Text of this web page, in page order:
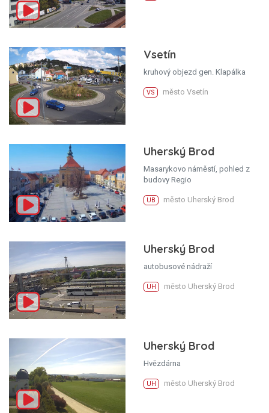
Vsetín
kruhový objezd gen. Klapálka
VS město Vsetín
Uherský Brod
Masarykovo náměstí, pohled z
budovy Regio
UB město Uherský Brod
Uherský Brod
autobusové nádraží
UH město Uherský Brod
Uherský Brod
Hvězdárna
UH město Uherský Brod